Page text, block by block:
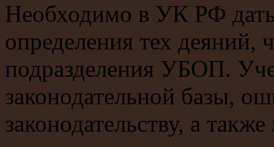
Необходимо в УК РФ
определения тех деяний,
подразделения УБОП.
законодательной базы,
законодательству, а